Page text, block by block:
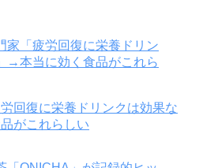
回復に栄養ドリンクは効果な
がこれらしい